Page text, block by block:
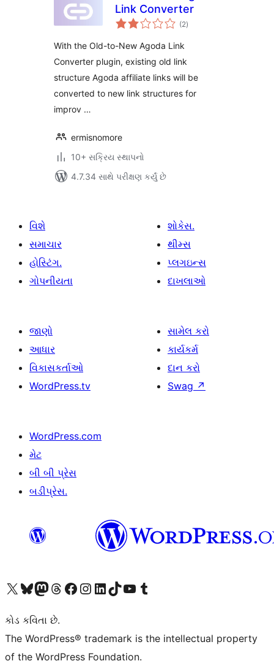
Link Converter
(2કુલ
રેટિંગ્સ
)
With the Old-to-New Agoda Link
Converter plugin, existing old link
structure Agoda affiliate links will be
converted to new link structures for
improv …
ermisnomore
10+ સક્રિય સ્થાપનો
4.7.34 સાથે પરીક્ષણ કર્યું છે
વિશે
સમાચાર
હોસ્ટિંગ.
ગોપનીયતા
શોકેસ.
થીમ્સ
પ્લગઇન્સ
દાખલાઓ
જાણો
આધાર
વિકાસકર્તાઓ
WordPress.tv
સામેલ કરો
કાર્યકર્મ
દાન કરો
Swag ↗
WordPress.com
મેટ
બી બી પ્રેસ
બડીપ્રેસ.
અમારા X (અગાઉ ટ્વિટર) એકાઉન્ટની મુલાકાત લોઅમારા Bluesky એકાઉન્ટની મુલાકાત લોઅમારા માસ્ટોડોન એકાઉન્ટની મુલાકાત લોઅમારા Threads એકાઉન્ટની મુલાકાત લો અમારા ફેસબુક પેજની મુલાકાત લોઅમારા ઇન્સ્ટાગ્રામ એકાઉન્ટની મુલાકાત લો અમારા LinkedIn એકાઉન્ટની મુલાકાત લોઅમારા TikTok એકાઉન્ટની મુલાકાત લોઅમારી YouTube ચેનલની મુલાકાત લો અમારા Tumblr એકાઉન્ટની મુલાકાત લો
કોડ કવિતા છે.
The WordPress® trademark is the intellectual property
of the WordPress Foundation.